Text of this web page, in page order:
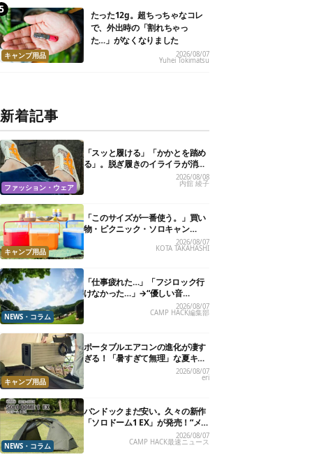
キャンプ用品
たった12g。超ちっちゃなコレ
で、外出時の「割れちゃっ
た…」がなくなりました
2026/08/07
Yuhei Tokimatsu
新着記事
ファッション・ウェア
「スッと履ける」「かかとを踏め
る」。脱ぎ履きのイライラが消え
る快適“スニーカーサンダル”6選
2026/08/08
内舘 綾子
キャンプ用品
「このサイズが一番使う。」買い
物・ピクニック・ソロキャン
に“ちょうどいい”小型クーラーボ
ックス13選
2026/08/07
KOTA TAKAHASHI
NEWS・コラム
「仕事疲れた…」「フジロック行
けなかった…」→“優しい音
楽”と“大きな自然”で治癒。まだ間
に合います。
2026/08/07
CAMP HACK編集部
キャンプ用品
ポータブルエアコンの進化が凄す
ぎる！「暑すぎて無理」な夏キャ
ンプを激変させる最新5選2026/08/07
eri
NEWS・コラム
バンドックまだ安い。久々の新作
「ソロドーム1 EX」が発売！“メ
ッシュインナー”だけでも使える
よ【防災も◎】
2026/08/07
CAMP HACK最速ニュース